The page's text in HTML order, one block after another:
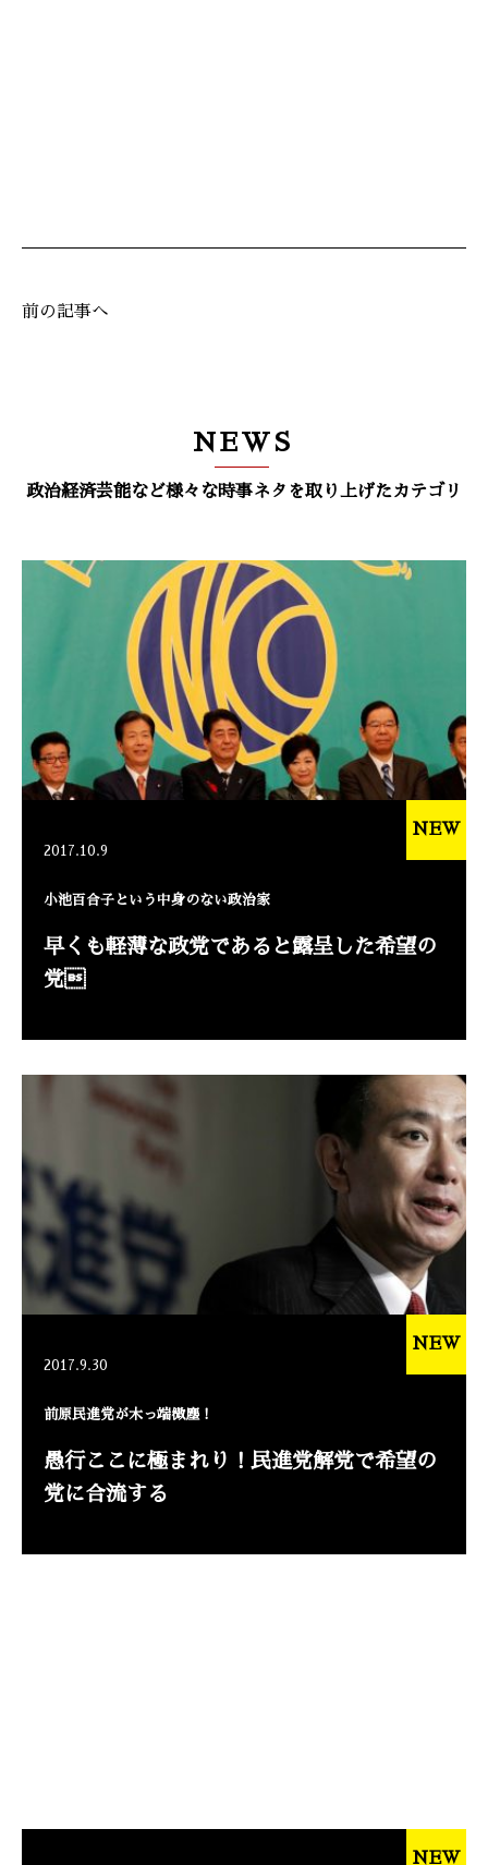
前の記事へ
NEWS
政治経済芸能など様々な時事ネタを取り上げたカテゴリ
2017.10.9
小池百合子という中身のない政治家
早くも軽薄な政党であると露呈した希望の
党
NEW
2017.9.30
前原民進党が木っ端微塵！
愚行ここに極まれり！民進党解党で希望の
党に合流する
NEW
NEW